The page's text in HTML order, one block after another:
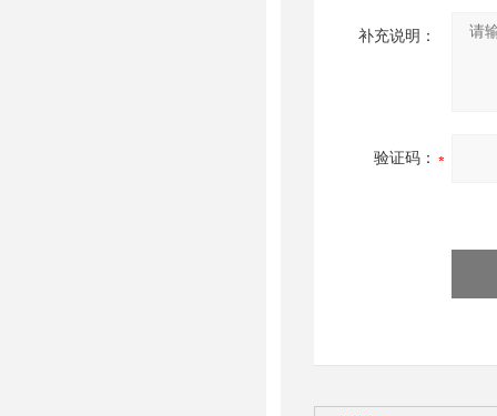
补充说明：
验证码：